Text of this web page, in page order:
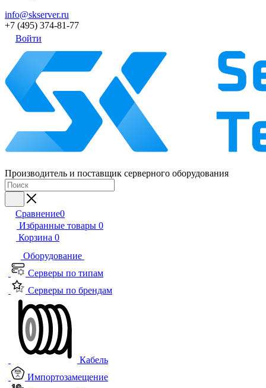
info@skserver.ru
+7 (495) 374-81-77
Войти
Производитель и поставщик серверного оборудования
Сравнение0
Избранные товары 0
Корзина 0
Оборудование
Серверы по типам
Серверы по брендам
Кабель
Импортозамещение